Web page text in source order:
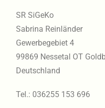
SR SiGeKo
Sabrina Reinländer
Gewerbegebiet 4
99869 Nessetal OT
Deutschland
Tel.: 036255 153 696